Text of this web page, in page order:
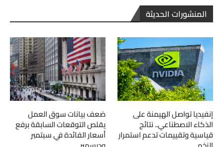
المنشورات الحديثة
إنفيديا تواصل الهيمنة على
الذكاء الاصطناعي.. نتائج
قياسية وتقييمات تدعم استمرار
ضعف بيانات سوق العمل
يقلص التوقعات السابقة برفع
أسعار الفائدة في سبتمبر